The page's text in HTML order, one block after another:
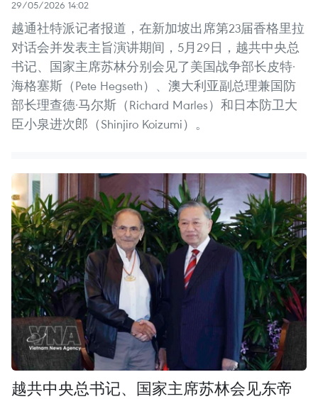
29/05/2026 14:02
越通社特派记者报道，在新加坡出席第23届香格里拉
对话会并发表主旨演讲期间，5月29日，越共中央总
书记、国家主席苏林分别会见了美国战争部长皮特·
海格塞斯（Pete Hegseth）、澳大利亚副总理兼国防
部长理查德·马尔斯（Richard Marles）和日本防卫大
臣小泉进次郎（Shinjiro Koizumi）。
越共中央总书记、国家主席苏林会见东帝